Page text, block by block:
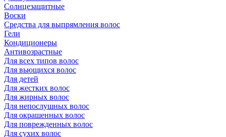
Солнцезащитные
Воски
Средства для выпрямления волос
Гели
Кондиционеры
Антивозрастные
Для всех типов волос
Для вьющихся волос
Для детей
Для жестких волос
Для жирных волос
Для непослушных волос
Для окрашенных волос
Для поврежденных волос
Для сухих волос